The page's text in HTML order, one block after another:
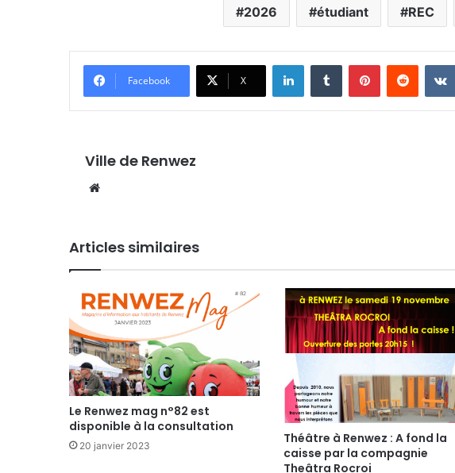
2026 étudiant REC
Facebook X
LinkedinTumblr PinterestReddit
Ville de Renwez
Articles similaires
Le Renwez mag n°82 est
disponible à la consultation
20 janvier 2023
Théâtre à Renwez : A fond la
caisse par la compagnie
Theâtra Rocroi